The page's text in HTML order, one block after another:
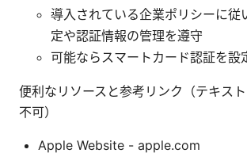
導入されている企業ポリシーに従
定や認証情報の管理を遵守
可能ならスマートカード認証を設
便利なリソースと参考リンク（テキス
不可）
Apple Website - apple.com